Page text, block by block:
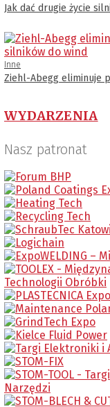
Jak dać drugie życie
Inne
Ziehl-Abegg eliminuje
WYDARZENIA
Nasz patronat